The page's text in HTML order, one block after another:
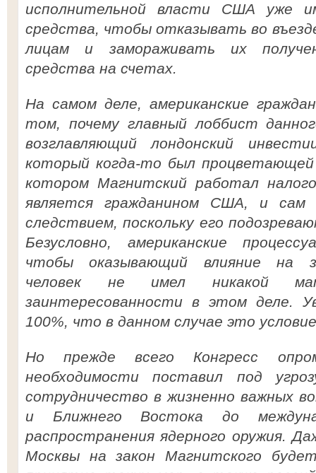
исполнительной власти США уже
средства, чтобы отказывать во
лицам и замораживать их
средства на счетах.
На самом деле, американские
том, почему главный лоббист
возглавляющий лондонский
который когда-то был процветающей
котором Магнитский работал
является гражданином США, и сам
следствием, поскольку его
Безусловно, американские
чтобы оказывающий влияние на
человек не имел никакой
заинтересованности в этом деле.
100%, что в данном случае это
Но прежде всего Конгресс
необходимости поставил под
сотрудничество в жизненно важных
и Ближнего Востока до
распространения ядерного оружия.
Москвы на закон Магнитского